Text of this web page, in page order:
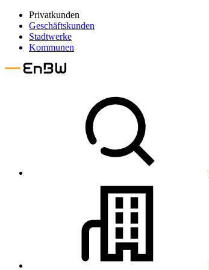
Privatkunden
Geschäftskunden
Stadtwerke
Kommunen